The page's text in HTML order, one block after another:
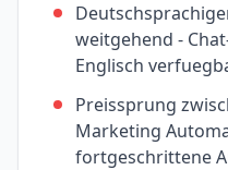
weitgehend -
Englisch
Preissprung
Marketing
fortgeschrittene